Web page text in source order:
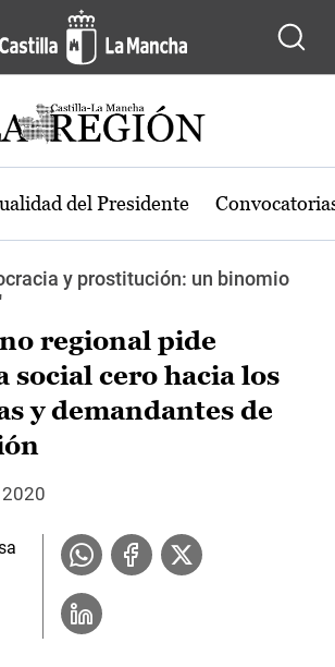
del Presidente
y prostitución: un binomio
regional pide
social cero hacia los
y demandantes de